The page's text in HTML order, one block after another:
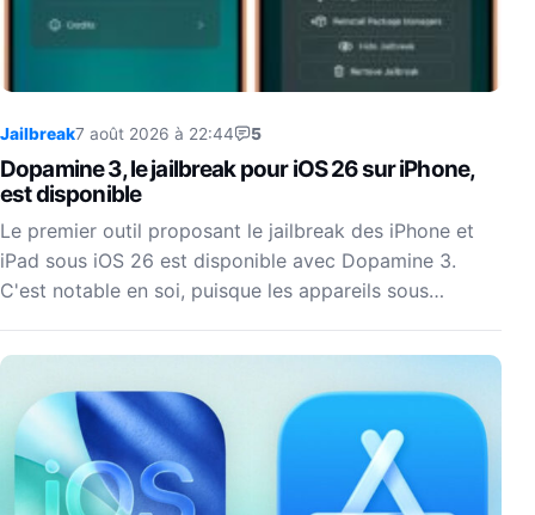
Jailbreak7 août 2026 à 22:44 5
Dopamine 3, le jailbreak pour iOS 26 sur iPhone,
est disponible
Le premier outil proposant le jailbreak des iPhone et
iPad sous iOS 26 est disponible avec Dopamine 3.
C'est notable en soi, puisque les appareils sous…